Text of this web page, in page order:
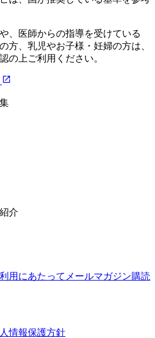
、医師からの指導を受けている
方、乳児やお子様・妊婦の方は、
の上ご利用ください。
介
用にあたって メールマガジン購読
情報保護方針